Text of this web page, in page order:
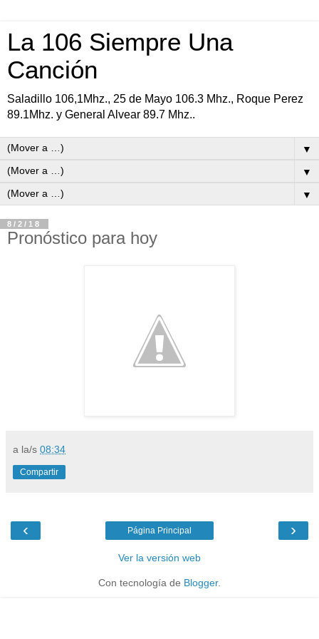
La 106 Siempre Una
Canción
Saladillo 106,1Mhz., 25 de Mayo 106.3 Mhz., Roque Perez
89.1Mhz. y General Alvear 89.7 Mhz..
▼
▼
▼
8/2/18
Pronóstico para hoy
a la/s 08:34
Compartir
‹ ›
Página Principal
Ver la versión web
Con tecnología de Blogger.